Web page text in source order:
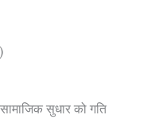
सुधार को गति